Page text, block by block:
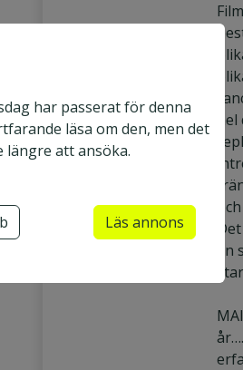
har passerat för denna
läsa om den, men det
längre att ansöka.
Läs annons